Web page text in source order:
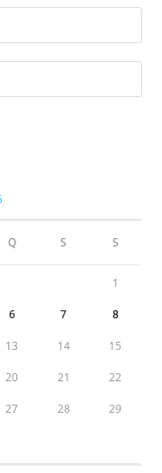
Q S S
1
6 7 8
13 14 15
20 21 22
27 28 29